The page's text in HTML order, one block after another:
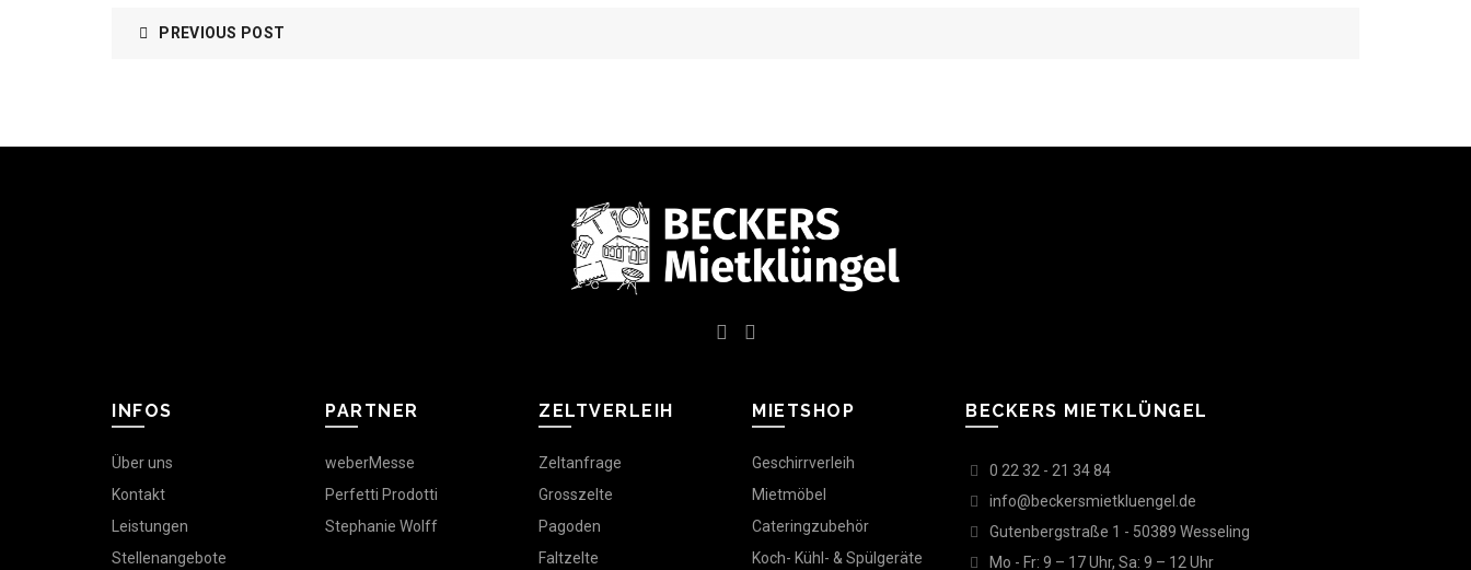
PREVIOUS POST
INFOS
Über uns
Kontakt
Leistungen
Stellenangebote
PARTNER
weberMesse
Perfetti Prodotti
Stephanie Wolff
ZELTVERLEIH
Zeltanfrage
Grosszelte
Pagoden
Faltzelte
MIETSHOP
Geschirrverleih
Mietmöbel
Cateringzubehör
Koch- Kühl- & Spülgeräte
BECKERS MIETKLÜNGEL
0 22 32 - 21 34 84
info@beckersmietkluengel.de
Gutenbergstraße 1 - 50389 Wesseling
Mo - Fr: 9 – 17 Uhr, Sa: 9 – 12 Uhr